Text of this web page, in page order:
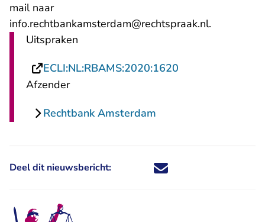
mail naar
info.rechtbankamsterdam@rechtspraak.nl- U verlaat
.
Uitspraken
ECLI:NL:RBAMS:2020:1620
Afzender
Rechtbank Amsterdam
Deel dit nieuwsbericht: Deel dit nieuwsbericht via X -
Deel dit nieuwsbericht via
Deel dit nieuwsbericht
Deel dit